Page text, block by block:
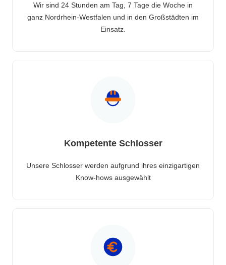
Wir sind 24 Stunden am Tag, 7 Tage die Woche in
ganz Nordrhein-Westfalen und in den Großstädten im
Einsatz.
Kompetente Schlosser
Unsere Schlosser werden aufgrund ihres einzigartigen
Know-hows ausgewählt